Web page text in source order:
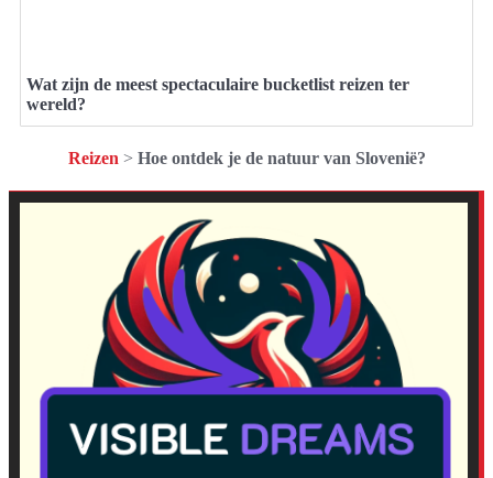
Wat zijn de meest spectaculaire bucketlist reizen ter
wereld?
Reizen > Hoe ontdek je de natuur van Slovenië?